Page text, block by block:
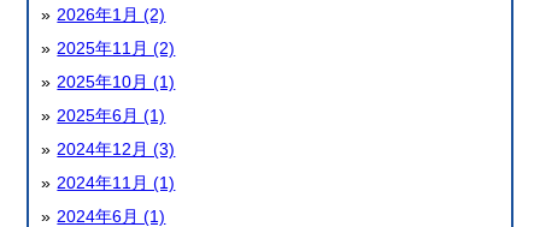
2026年1月 (2)
2025年11月 (2)
2025年10月 (1)
2025年6月 (1)
2024年12月 (3)
2024年11月 (1)
2024年6月 (1)